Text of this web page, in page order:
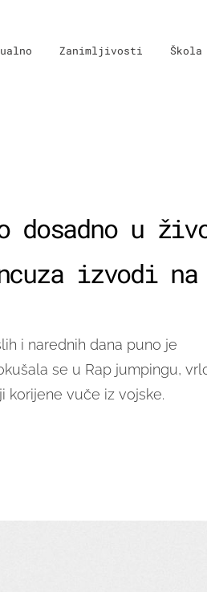
Zanimljivosti Škola
dosadno u
izvodi na
i narednih dana puno je
se u Rap jumpingu,
korijene vuče iz vojske.